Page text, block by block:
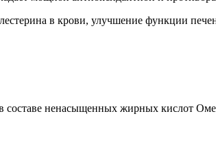
в крови, улучшение функции
составе ненасыщенных жирных кислот